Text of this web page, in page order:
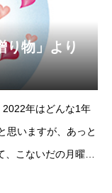
り物」より
年はどんな1年
思いますが、あっと
こないだの月曜日